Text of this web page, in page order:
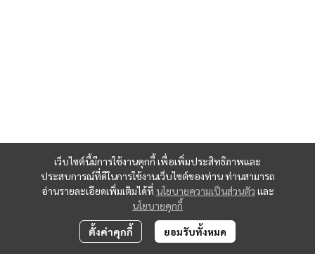
เว็บไซต์นี้มีการใช้งานคุกกี้ เพื่อเพิ่มประสิทธิภาพและ
ประสบการณ์ที่ดีในการใช้งานเว็บไซต์ของท่าน ท่านสามารถ
อ่านรายละเอียดเพิ่มเติมได้ที่ นโยบายความเป็นส่วนตัว และ
นโยบายคุกกี้
ตั้งค่าคุกกี้ ยอมรับทั้งหมด